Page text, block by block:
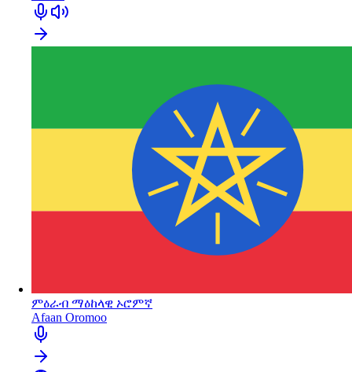
ምዕራብ ማዕከላዊ ኦሮምኛ
Afaan Oromoo